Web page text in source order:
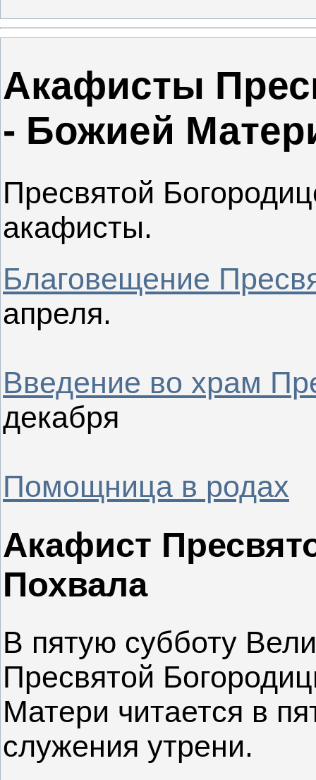
Акафисты
- Божией
Пресвятой
акафисты.
Благовещение
апреля.
Введение во храм
декабря
Помощница в родах
Акафист
Похвала
В пятую субботу
Пресвятой
Матери читается в
служения утрени.